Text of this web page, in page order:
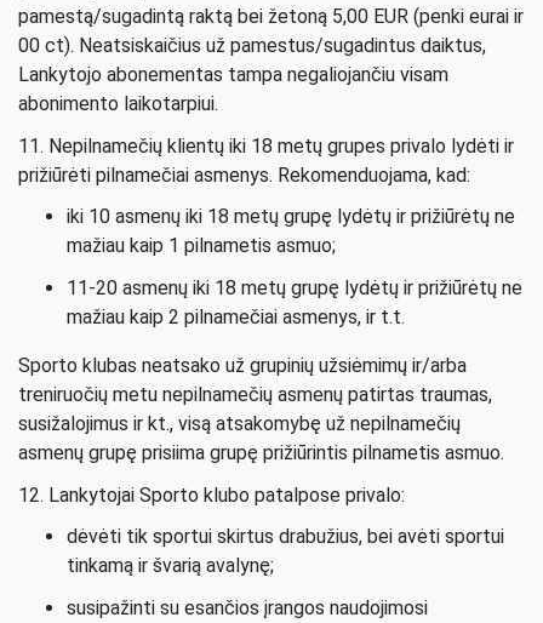
pamestą/sugadintą raktą bei žetoną 5,00 EUR (penki eurai ir
00 ct). Neatsiskaičius už pamestus/sugadintus daiktus,
Lankytojo abonementas tampa negaliojančiu visam
abonimento laikotarpiui.
11. Nepilnamečių klientų iki 18 metų grupes privalo lydėti ir
prižiūrėti pilnamečiai asmenys. Rekomenduojama, kad:
iki 10 asmenų iki 18 metų grupę lydėtų ir prižiūrėtų ne
mažiau kaip 1 pilnametis asmuo;
11-20 asmenų iki 18 metų grupę lydėtų ir prižiūrėtų ne
mažiau kaip 2 pilnamečiai asmenys, ir t.t.
Sporto klubas neatsako už grupinių užsiėmimų ir/arba
treniruočių metu nepilnamečių asmenų patirtas traumas,
susižalojimus ir kt., visą atsakomybę už nepilnamečių
asmenų grupę prisiima grupę prižiūrintis pilnametis asmuo.
12. Lankytojai Sporto klubo patalpose privalo:
dėvėti tik sportui skirtus drabužius, bei avėti sportui
tinkamą ir švarią avalynę;
susipažinti su esančios įrangos naudojimosi